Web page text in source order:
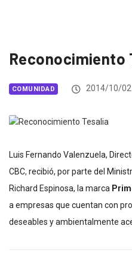
Reconocimiento
COMUNIDAD 2014/10/02
Luis Fernando Valenzuela,
CBC, recibió, por parte del
Richard Espinosa, la marca
a empresas que cuentan con
deseables y ambientalmente